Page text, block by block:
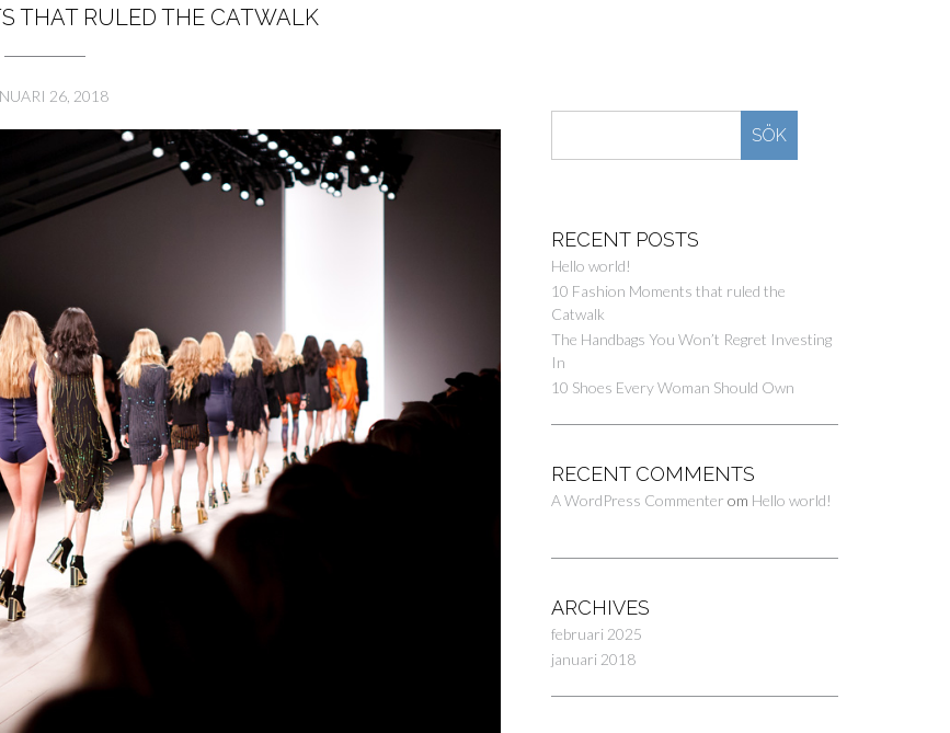
THAT RULED THE CATWALK
26, 2018
SÖK
RECENT POSTS
Hello world!
10 Fashion Moments that ruled the
Catwalk
The Handbags You Won’t Regret Investing
In
10 Shoes Every Woman Should Own
RECENT COMMENTS
A WordPress Commenter om Hello world!
ARCHIVES
februari 2025
januari 2018